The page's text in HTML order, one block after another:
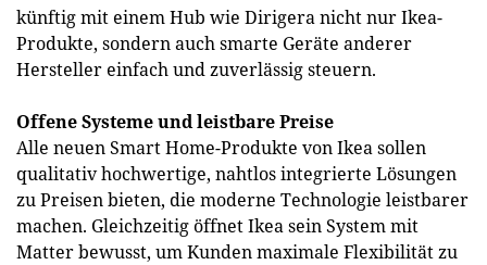
künftig mit einem Hub wie Dirigera nicht nur Ikea-
Produkte, sondern auch smarte Geräte anderer
Hersteller einfach und zuverlässig steuern.
Offene Systeme und leistbare Preise
Alle neuen Smart Home-Produkte von Ikea sollen
qualitativ hochwertige, nahtlos integrierte Lösungen
zu Preisen bieten, die moderne Technologie leistbarer
machen. Gleichzeitig öffnet Ikea sein System mit
Matter bewusst, um Kunden maximale Flexibilität zu